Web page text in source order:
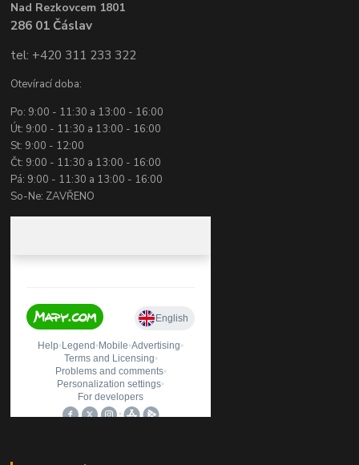
Nad Rezkovcem 1801
286 01 Čáslav
tel: +420 311 233 322
Otevírací doba:
Po: 9:00 - 11:30 a 13:00 - 16:00
Út: 9:00 - 11:30 a 13:00 - 16:00
St: 9:00 - 12:00
Čt: 9:00 - 11:30 a 13:00 - 16:00
Pá: 9:00 - 11:30 a 13:00 - 16:00
So-Ne: ZAVŘENO